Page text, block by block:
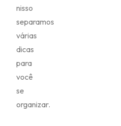
nisso
separamos
várias
dicas
para
você
se
organizar.